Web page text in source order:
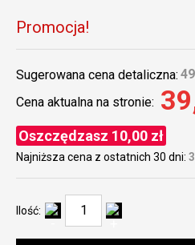
Promocja!
Sugerowana cena detaliczna:
Cena aktualna na stronie:
Oszczędzasz 10,00 zł
Najniższa cena z ostatnich 30 dni:
Ilość: